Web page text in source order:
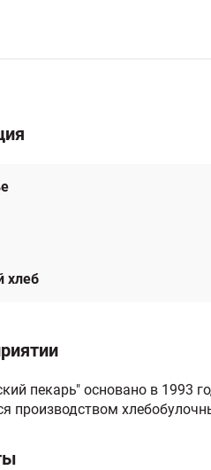
хлеб
пекарь" основано в 1993
производством